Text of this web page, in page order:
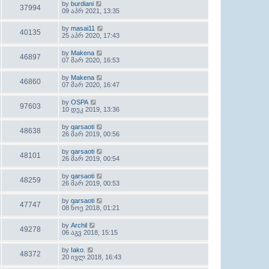
37994 by burdiani
09 აპრ 2021, 13:35
40135 by masai11
25 აპრ 2020, 17:43
46897 by Makena
07 მარ 2020, 16:53
46860 by Makena
07 მარ 2020, 16:47
97603 by OSPA
10 დეკ 2019, 13:36
48638 by qarsaoti
26 მარ 2019, 00:56
48101 by qarsaoti
26 მარ 2019, 00:54
48259 by qarsaoti
26 მარ 2019, 00:53
47747 by qarsaoti
08 ნოე 2018, 01:21
49278 by Archil
06 აგვ 2018, 15:15
48372 by Iako.
20 ივლ 2018, 16:43